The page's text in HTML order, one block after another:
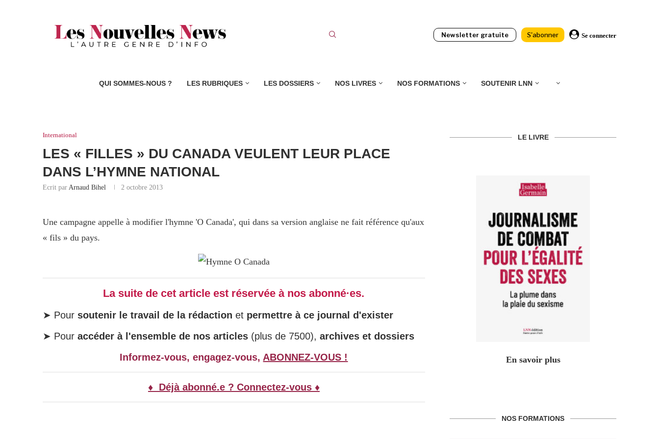
Newsletter gratuite S'abonner Se connecter
QUI SOMMES-NOUS ? LES RUBRIQUES LES DOSSIERS NOS LIVRES NOS FORMATIONS SOUTENIR LNN
International
LES « FILLES » DU CANADA VEULENT LEUR PLACE
DANS L’HYMNE NATIONAL
Ecrit par Arnaud Bihel 2 octobre 2013
Une campagne appelle à modifier l'hymne 'O Canada', qui dans sa version anglaise ne fait référence qu'aux
« fils » du pays.
La suite de cet article est réservée à nos abonné·es.
➤ Pour soutenir le travail de la rédaction et permettre à ce journal d'exister
➤ Pour accéder à l'ensemble de nos articles (plus de 7500), archives et dossiers
Informez-vous, engagez-vous, ABONNEZ-VOUS !
♦ Déjà abonné.e ? Connectez-vous ♦
LE LIVRE
En savoir plus
NOS FORMATIONS